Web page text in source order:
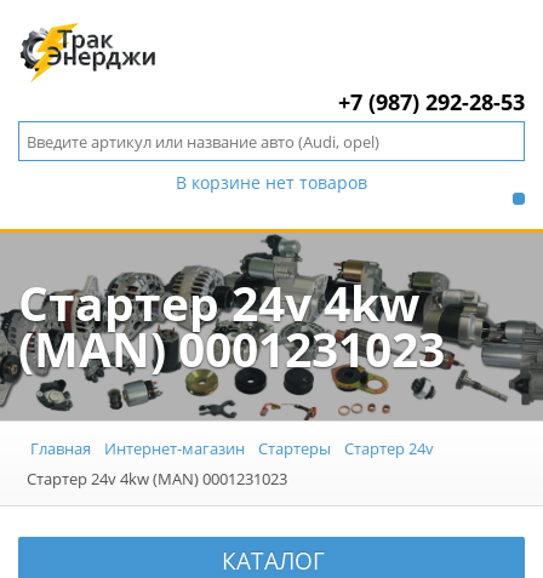
+7 (987) 292-28-53
В корзине нет товаров
Стартер 24v 4kw
(MAN) 0001231023
Главная Интернет-магазин Стартеры
Стартер 24v
Стартер 24v 4kw (MAN) 0001231023
КАТАЛОГ